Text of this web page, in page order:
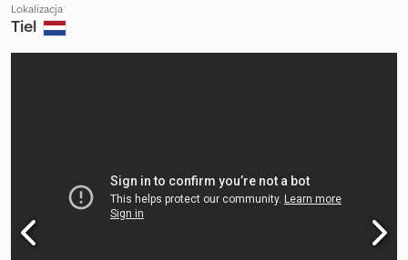
Lokalizacja
Tiel